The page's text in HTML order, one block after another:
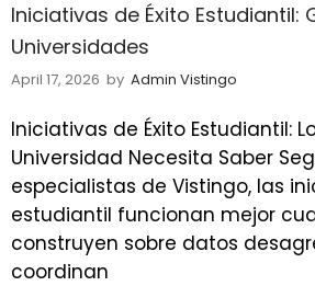
Iniciativas de Éxito Estudiantil:
Universidades
April 17, 2026 by Admin Vistingo
Iniciativas de Éxito Estudiantil:
Universidad Necesita Saber
especialistas de Vistingo, las
estudiantil funcionan mejor
construyen sobre datos
coordinan